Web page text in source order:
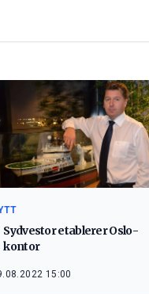
Sydvestor etablerer Oslo-
kontor
15:00